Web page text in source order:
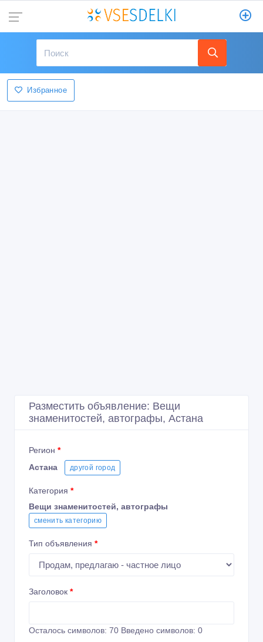
Избранное
Разместить объявление: Вещи
знаменитостей, автографы, Астана
Регион *
Астана
другой город
Категория *
Вещи знаменитостей, автографы
сменить категорию
Тип объявления *
Заголовок *
Осталось символов: 70 Введено символов: 0